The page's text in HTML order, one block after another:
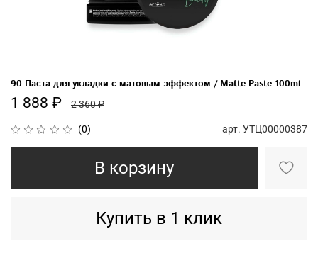
(0) арт. УТЦ00000387
90 Паста для укладки с матовым эффектом / Matte Paste 100ml
1 888 ₽ 2 360 ₽
В корзину
Купить в 1 клик